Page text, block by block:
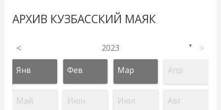
АРХИВ КУЗБАССКИЙ МАЯК
< 2023 ▼ >
Янв Фев Мар Апр
Май Июн Июл Авг